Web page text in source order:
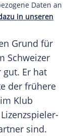
Daten an
in unseren
Grund für
Schweizer
gut. Er hat
der frühere
Klub
sind.